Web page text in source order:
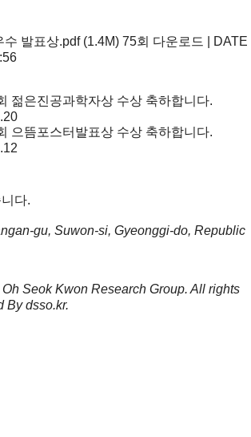
발표상.pdf (1.4M) 75회 다운로드 | DATE
젊은진공과학자상 수상 축하합니다.
으뜸포스터발표상 수상 축하합니다.
다.
gu, Suwon-si, Gyeonggi-do, Republic
Oh Seok Kwon Research Group. All rights
Bydsso.kr.